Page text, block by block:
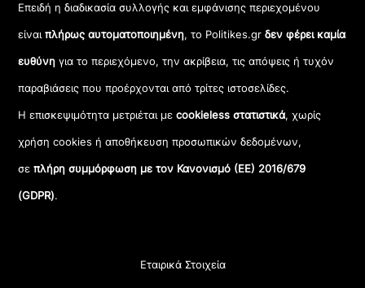
Επειδή η διαδικασία συλλογής και εμφάνισης περιεχομένου
είναιπλήρως αυτοματοποιημένη, το Politikes.grδεν φέρει καμία
ευθύνη για το περιεχόμενο, την ακρίβεια, τις απόψεις ή τυχόν
παραβιάσεις που προέρχονται από τρίτες ιστοσελίδες.
Η επισκεψιμότητα μετριέται μεcookieless στατιστικά, χωρίς
χρήση cookies ή αποθήκευση προσωπικών δεδομένων,
σεπλήρη συμμόρφωση με τον Κανονισμό (ΕΕ) 2016/679
(GDPR).
Εταιρικά Στοιχεία